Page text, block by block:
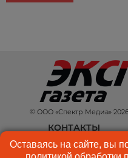
© ООО «Спектр Медиа» 2026
КОНТАКТЫ
КУКИ-ФАЙЛЫ
Оставаясь на сайте, вы